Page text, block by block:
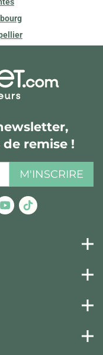
de remise !
M'INSCRIRE